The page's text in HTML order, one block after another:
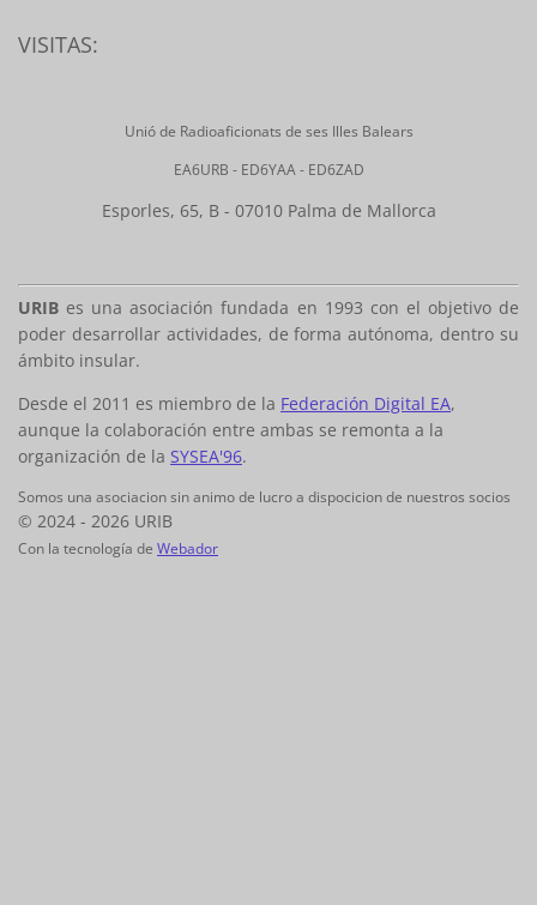
VISITAS:
Unió de Radioaficionats de ses Illes Balears
EA6URB - ED6YAA - ED6ZAD
Esporles, 65, B - 07010 Palma de Mallorca
URIB es una asociación fundada en 1993 con el objetivo de
poder desarrollar actividades, de forma autónoma, dentro su
ámbito insular.
Desde el 2011 es miembro de la Federación Digital EA,
aunque la colaboración entre ambas se remonta a la
organización de la SYSEA'96.
Somos una asociacion sin animo de lucro a dispocicion de nuestros socios
© 2024 - 2026 URIB
Con la tecnología de Webador